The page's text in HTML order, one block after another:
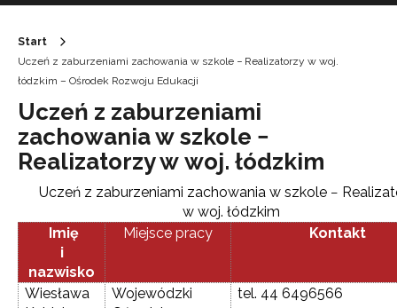
Start
Uczeń z zaburzeniami zachowania w szkole − Realizatorzy w woj.
łódzkim – Ośrodek Rozwoju Edukacji
Uczeń z zaburzeniami
zachowania w szkole −
Realizatorzy w woj. łódzkim
Uczeń z zaburzeniami zachowania w szkole −
w woj. łódzkim
Imię
i
nazwisko
Miejsce pracy Kontakt
Wiesława
Wojewódzki
tel. 44 6496566